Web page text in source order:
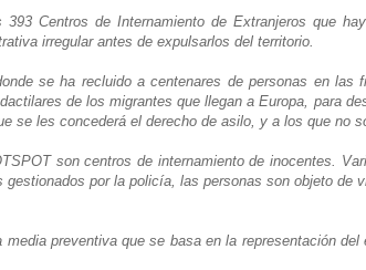
393 Centros de Internamiento de Extranjeros que
irregular antes de expulsarlos del territorio.
se ha recluido a centenares de personas en
de los migrantes que llegan a Europa, para
se les concederá el derecho de asilo, y a los que no
son centros de internamiento de inocentes.
gestionados por la policía, las personas son objeto de
media preventiva que se basa en la representación